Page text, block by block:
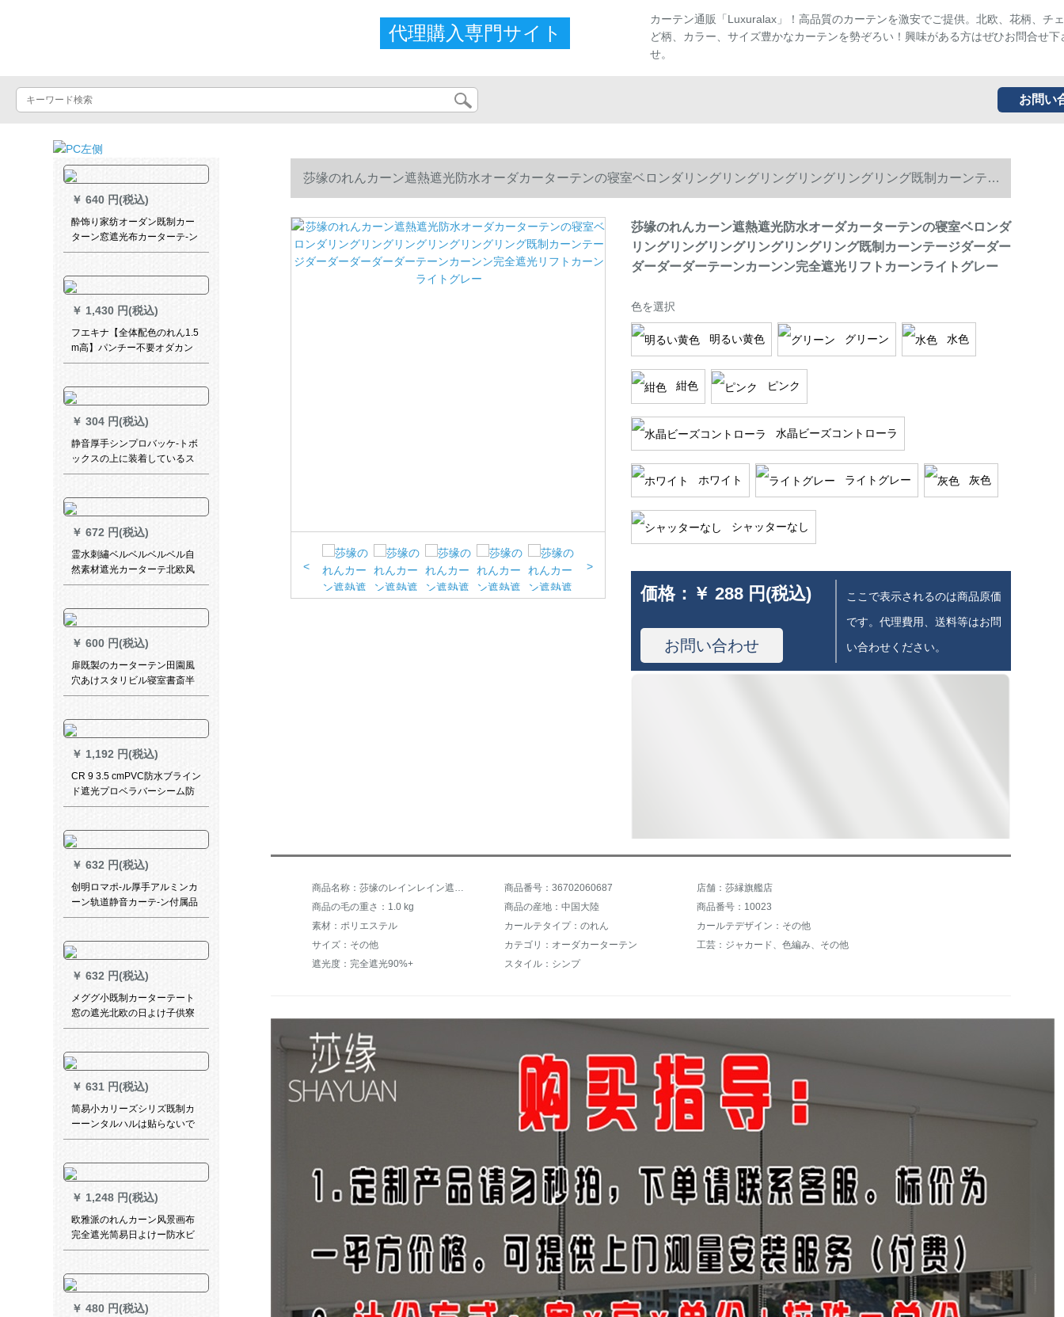
代理購入専門サイト
カーテン通販「Luxuralax」！高品質のカーテンを激安でご提供。北欧、花柄、チ
ど柄、カラー、サイズ豊かなカーテンを勢ぞろい！興味がある方はぜひお問合せ下
せ。
お問い
￥ 640 円(税込)
酔饰り家纺オーダン既制カー
ターン窓遮光布カーターテ-ン
寝室ベロダ断热カーターテー
桃の花2枚*2.7高フルピニング
1枚
￥ 1,430 円(税込)
フエキナ【全体配色のれん1.5
m高】パンチー不要オダカン
のレイン既製カーン遮光蚊よ
体配色-コーヒ色190 cm*高さ
150 cm
￥ 304 円(税込)
静音厚手シンプロバッケ-トボ
ックスの上に装着しているス
ライドトラックの棒棒である
です。
￥ 672 円(税込)
霊水刺繡ベルベルベルベル自
然素材遮光カーターテ北欧风
インズ风の无いつぎわわわ厚
制カーターテーテテンンンラ
イトブルー+米色のつぼ
￥ 600 円(税込)
扉既製のカーターテン田園風
穴あけスタリビル寝室書斎半
遮光布の短いカーターターテ
ングリング
￥ 1,192 円(税込)
CR 9 3.5 cmPVC防水ブライン
ド遮光プロベラバーシーム防
油パルトライト不要キラやか
￥ 632 円(税込)
创明ロマポ-ル厚手アルミンカ
ーン轨道静音カーテ-ン付属品
単棒双棒オーダカーンディ-ン
￥ 632 円(税込)
メググ小既制カーターテート
窓の遮光北欧の日よけ子供寮
ビレッグコーナーコーナーカ
トールドールダンカーン
￥ 631 円(税込)
简易小カリーズシリズ既制カ
ーーンタルハルは贴らないで
ください。遮光断热舎のショ
メトル、高さ1.5メトル、マジ
コメントを送ります。
￥ 1,248 円(税込)
欧雅派のれんカーン风景画布
完全遮光简易日よけー防水ビ
ズ升降オーダン和諧家庭1.7メ
ール高)
￥ 480 円(税込)
莎缘のれんカーン遮熱遮光防水オーダカーターテンの寝室ベロンダリングリングリングリングリングリング既制カーンテー
ジダーダーダーダーダーテーンカーンン完全遮光リフトカーンライトグレー
< >
莎缘のれんカーン遮熱遮光防水オーダカーターテンの寝室ベロンダ
リングリングリングリングリングリング既制カーンテージダーダー
ダーダーダーテーンカーンン完全遮光リフトカーンライトグレー
色を選択
明るい黄色 グリーン 水色
紺色 ピンク
水晶ビーズコントローラ
ホワイト ライトグレー 灰色
シャッターなし
価格： ￥ 288 円(税込)
お問い合わせ
ここで表示されるのは商品原価
です。代理費用、送料等はお問
い合わせください。
商品名称：莎缘のレインレイン遮熱遮光防水オーダカーンテージフルフルベッドルームベランダーリングリングリングリングリング既制カーンテーダーダーダーダーシステム完全遮光ビーズリフトカーンライトグレー 商品番号：36702060687
店舗：莎縁旗艦店
商品の毛の重さ：1.0 kg
商品の産地：中国大陸
商品番号：10023
素材：ポリエステル
カールテタイプ：のれん
カールテデザイン：その他
サイズ：その他
カテゴリ：オーダカーターテン
工芸：ジャカード、色編み、その他
遮光度：完全遮光90%+
スタイル：シンプ